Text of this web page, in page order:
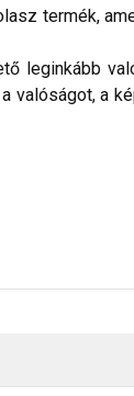
termék,
leginkább
a